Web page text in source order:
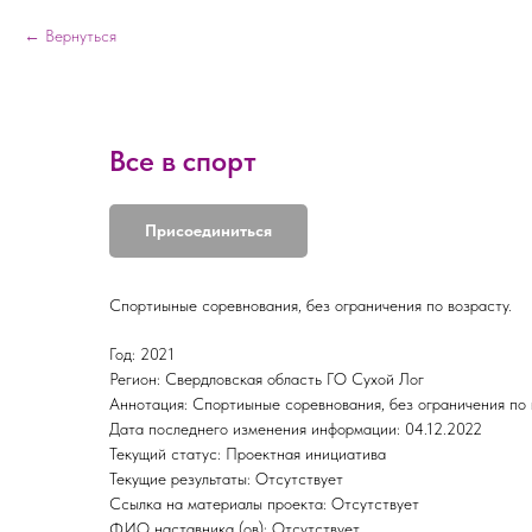
Вернуться
Все в спорт
Присоединиться
Спортиыные соревнования, без ограничения по возрасту.
Год: 2021
Регион: Свердловская область ГО Сухой Лог
Аннотация: Спортиыные соревнования, без ограничения по
Дата последнего изменения информации: 04.12.2022
Текущий статус: Проектная инициатива
Текущие результаты: Отсутствует
Ссылка на материалы проекта: Отсутствует